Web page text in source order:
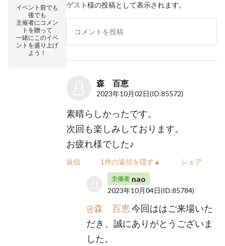
イベント前でも
後でも
主催者にコメン
トを贈って
一緒にこのイベ
ントを盛り上げ
よう！
ゲスト様の投稿として表示されます。
森 百恵
2023年10月02日(ID:85572)
素晴らしかったです。
次回も楽しみしております。
お疲れ様でした♪
返信 1件の返信を隠す▲ シェア
主催者 nao
2023年10月04日(ID:85784)
@森 百恵今回ははご来場いた
だき、誠にありがとうございま
した。